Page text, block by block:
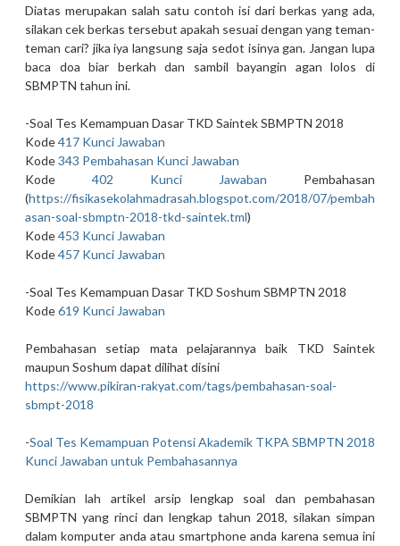
Diatas merupakan salah satu contoh isi dari berkas yang ada,
silakan cek berkas tersebut apakah sesuai dengan yang teman-
teman cari? jika iya langsung saja sedot isinya gan. Jangan lupa
baca doa biar berkah dan sambil bayangin agan lolos di
SBMPTN tahun ini.
-Soal Tes Kemampuan Dasar TKD Saintek SBMPTN 2018
Kode417 Kunci Jawaban
Kode343 Pembahasan Kunci Jawaban
Kode 402 Kunci Jawaban Pembahasan
(https://fisikasekolahmadrasah.blogspot.com/2018/07/pembah
asan-soal-sbmptn-2018-tkd-saintek.tml)
Kode453 Kunci Jawaban
Kode457 Kunci Jawaban
-Soal Tes Kemampuan Dasar TKD Soshum SBMPTN 2018
Kode619 Kunci Jawaban
Pembahasan setiap mata pelajarannya baik TKD Saintek
maupun Soshum dapat dilihat disini
https://www.pikiran-rakyat.com/tags/pembahasan-soal-
sbmpt-2018
-Soal Tes Kemampuan Potensi Akademik TKPA SBMPTN 2018
Kunci Jawaban untuk Pembahasannya
Demikian lah artikel arsip lengkap soal dan pembahasan
SBMPTN yang rinci dan lengkap tahun 2018, silakan simpan
dalam komputer anda atau smartphone anda karena semua ini